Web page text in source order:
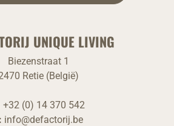
UNIQUE LIVING
Biezenstraat 1
Retie (België)
+32 (0) 14 370 542
info@defactorij.be